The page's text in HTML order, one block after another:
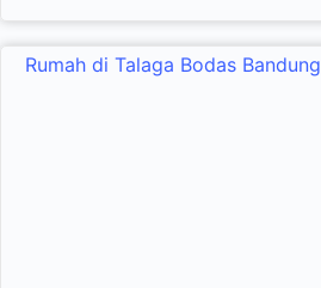
Rumah di Talaga Bodas Bandung